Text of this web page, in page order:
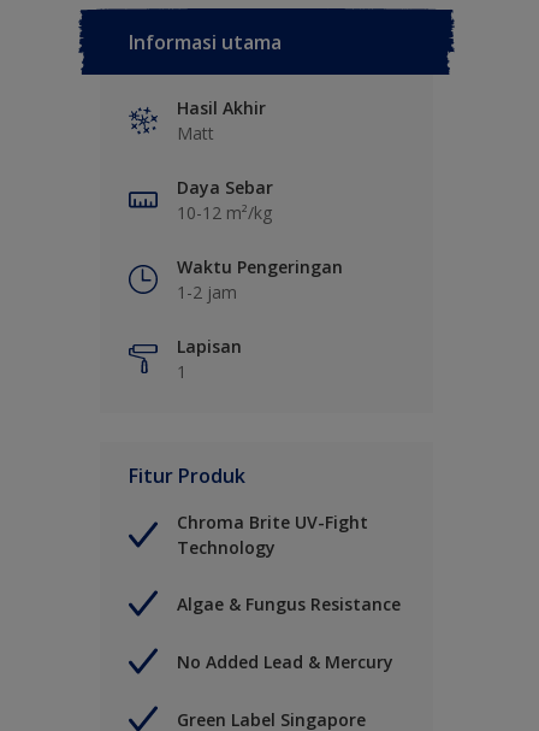
Informasi utama
Hasil Akhir
Matt
Daya Sebar
10-12 m²/kg
Waktu Pengeringan
1-2 jam
Lapisan
1
Fitur Produk
Chroma Brite UV-Fight
Technology
Algae & Fungus Resistance
No Added Lead & Mercury
Green Label Singapore